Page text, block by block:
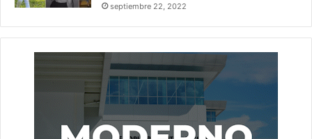
septiembre 22, 2022